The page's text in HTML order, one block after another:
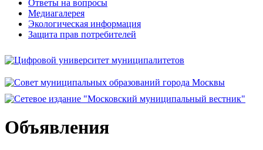
Ответы на вопросы
Медиагалерея
Экологическая информация
Защита прав потребителей
Объявления